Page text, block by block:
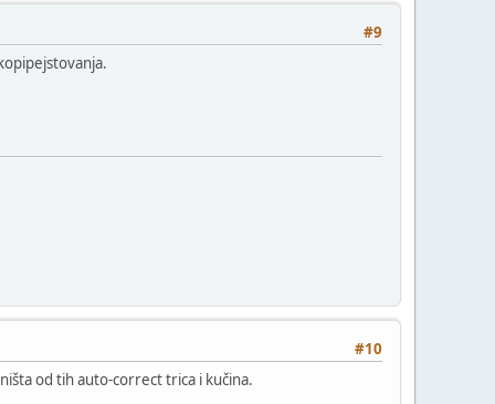
#9
#10
od tih auto-correct trica i kučina.